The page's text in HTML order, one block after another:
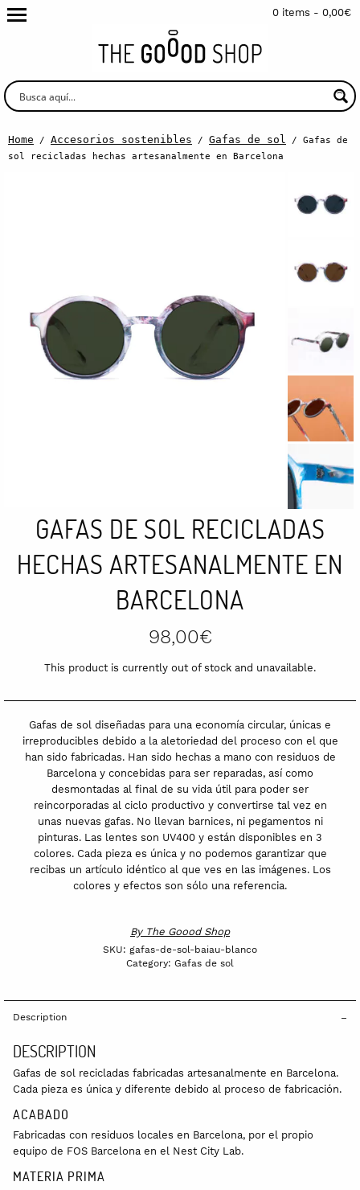
0 items - 0,00€
Home / Accesorios sostenibles / Gafas de sol
/ Gafas de
sol recicladas hechas artesanalmente en Barcelona
GAFAS DE SOL RECICLADAS
HECHAS ARTESANALMENTE EN
BARCELONA
98,00€
This product is currently out of stock and unavailable.
Gafas de sol diseñadas para una economía circular, únicas e
irreproducibles debido a la aletoriedad del proceso con el que
han sido fabricadas. Han sido hechas a mano con residuos de
Barcelona y concebidas para ser reparadas, así como
desmontadas al final de su vida útil para poder ser
reincorporadas al ciclo productivo y convertirse tal vez en
unas nuevas gafas. No llevan barnices, ni pegamentos ni
pinturas. Las lentes son UV400 y están disponibles en 3
colores. Cada pieza es única y no podemos garantizar que
recibas un artículo idéntico al que ves en las imágenes. Los
colores y efectos son sólo una referencia.
By The Goood Shop
SKU: gafas-de-sol-baiau-blanco
Category: Gafas de sol
Description
DESCRIPTION
Gafas de sol recicladas fabricadas artesanalmente en Barcelona.
Cada pieza es única y diferente debido al proceso de fabricación.
ACABADO
Fabricadas con residuos locales en Barcelona, por el propio
equipo de FOS Barcelona en el Nest City Lab.
MATERIA PRIMA